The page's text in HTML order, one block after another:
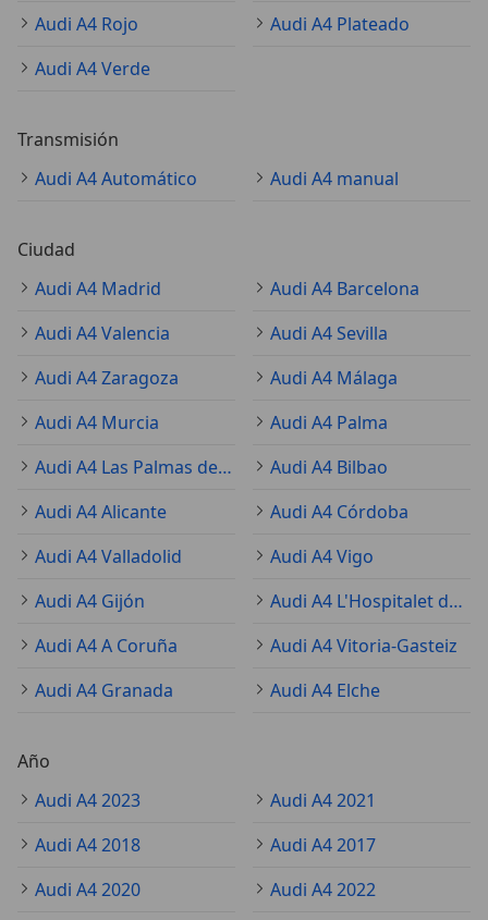
Audi A4 Rojo
Audi A4 Plateado
Audi A4 Verde
Transmisión
Audi A4 Automático
Audi A4 manual
Ciudad
Audi A4 Madrid
Audi A4 Barcelona
Audi A4 Valencia
Audi A4 Sevilla
Audi A4 Zaragoza
Audi A4 Málaga
Audi A4 Murcia
Audi A4 Palma
Audi A4 Las Palmas de Gran Canaria
Audi A4 Bilbao
Audi A4 Alicante
Audi A4 Córdoba
Audi A4 Valladolid
Audi A4 Vigo
Audi A4 Gijón
Audi A4 L'Hospitalet de Llobregat
Audi A4 A Coruña
Audi A4 Vitoria-Gasteiz
Audi A4 Granada
Audi A4 Elche
Año
Audi A4 2023
Audi A4 2021
Audi A4 2018
Audi A4 2017
Audi A4 2020
Audi A4 2022